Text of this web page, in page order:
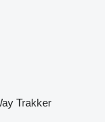
Trakker